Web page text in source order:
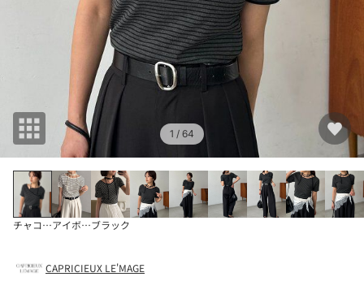
1 / 64
チャコールグレー
アイボリーブラック
CAPRICIEUX LE'MAGE